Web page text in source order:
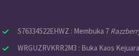
S76334522EHWZ : Membuka 7
WRGUZRVKRR2M3 : Buka Kaos